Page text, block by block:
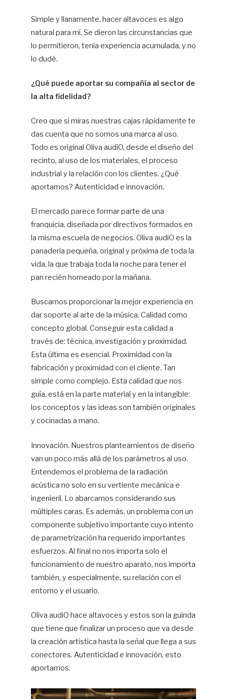
Simple y llanamente, hacer altavoces es algo
natural para mí. Se dieron las circunstancias que
lo permitieron, tenía experiencia acumulada, y no
lo dudé.
¿Qué puede aportar su compañía al sector de
la alta fidelidad?
Creo que si miras nuestras cajas rápidamente te
das cuenta que no somos una marca al uso.
Todo es original Oliva audiO, desde el diseño del
recinto, al uso de los materiales, el proceso
industrial y la relación con los clientes. ¿Qué
aportamos? Autenticidad e innovación.
El mercado parece formar parte de una
franquicia, diseñada por directivos formados en
la misma escuela de negocios. Oliva audiO es la
panadería pequeña, original y próxima de toda la
vida, la que trabaja toda la noche para tener el
pan recién horneado por la mañana.
Buscamos proporcionar la mejor experiencia en
dar soporte al arte de la música. Calidad como
concepto global. Conseguir esta calidad a
través de: técnica, investigación y proximidad.
Esta última es esencial. Proximidad con la
fabricación y proximidad con el cliente. Tan
simple como complejo. Esta calidad que nos
guía, está en la parte material y en la intangible:
los conceptos y las ideas son también originales
y cocinadas a mano.
Innovación. Nuestros planteamientos de diseño
van un poco más allá de los parámetros al uso.
Entendemos el problema de la radiación
acústica no solo en su vertiente mecánica e
ingenieril. Lo abarcamos considerando sus
múltiples caras. Es además, un problema con un
componente subjetivo importante cuyo intento
de parametrización ha requerido importantes
esfuerzos. Al final no nos importa solo el
funcionamiento de nuestro aparato, nos importa
también, y especialmente, su relación con el
entorno y el usuario.
Oliva audiO hace altavoces y estos son la guinda
que tiene que finalizar un proceso que va desde
la creación artística hasta la señal que llega a sus
conectores. Autenticidad e innovación, esto
aportamos.